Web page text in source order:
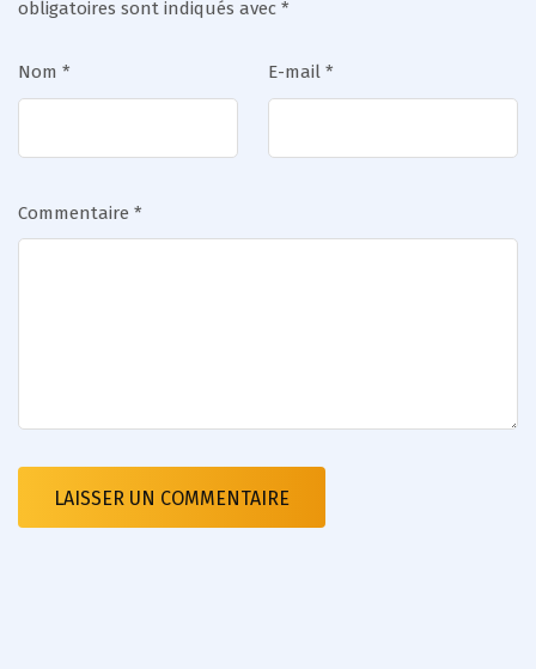
obligatoires sont indiqués avec *
Nom * E-mail *
Commentaire *